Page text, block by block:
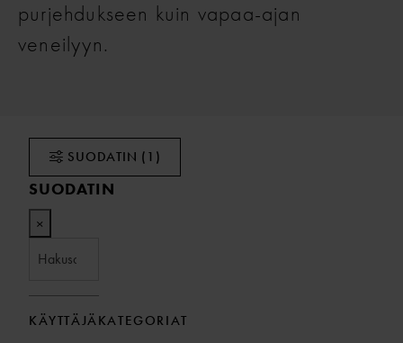
purjehdukseen kuin vapaa-ajan
veneilyyn.
SUODATIN (1)
SUODATIN
×
KÄYTTÄJÄKATEGORIAT